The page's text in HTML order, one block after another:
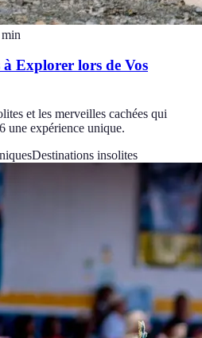
min
à Explorer lors de Vos
et les merveilles cachées qui
une expérience unique.
Destinations insolites